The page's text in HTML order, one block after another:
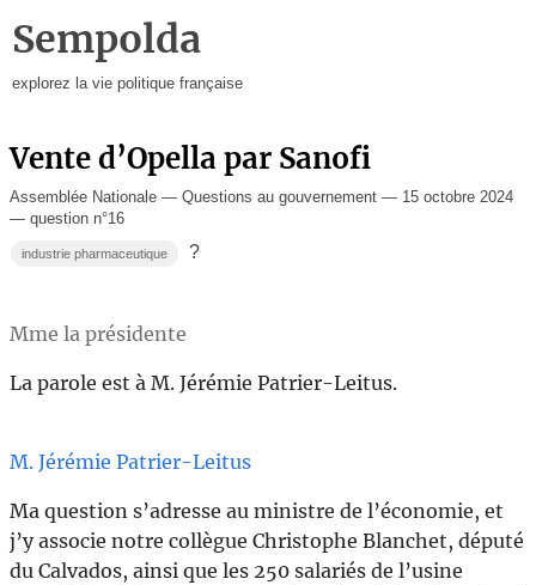
Sempolda
explorez la vie politique française
Vente d’Opella par Sanofi
Assemblée Nationale — Questions au gouvernement — 15 octobre 2024
— question n°16
industrie pharmaceutique ?
Mme la présidente
La parole est à M. Jérémie Patrier-Leitus.
M. Jérémie Patrier-Leitus
Ma question s’adresse au ministre de l’économie, et
j’y associe notre collègue Christophe Blanchet, député
du Calvados, ainsi que les 250 salariés de l’usine